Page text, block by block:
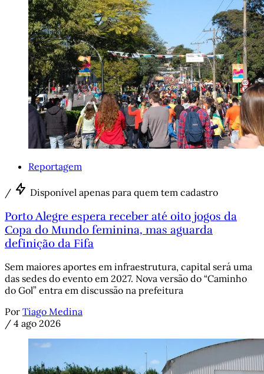
Reportagem
/ Disponível apenas para quem tem cadastro
Porto Alegre espera receber até oito jogos da
Copa do Mundo feminina, mas aguarda
definição da Fifa
Sem maiores aportes em infraestrutura, capital será uma
das sedes do evento em 2027. Nova versão do “Caminho
do Gol” entra em discussão na prefeitura
Por Tiago Medina
/ 4 ago 2026